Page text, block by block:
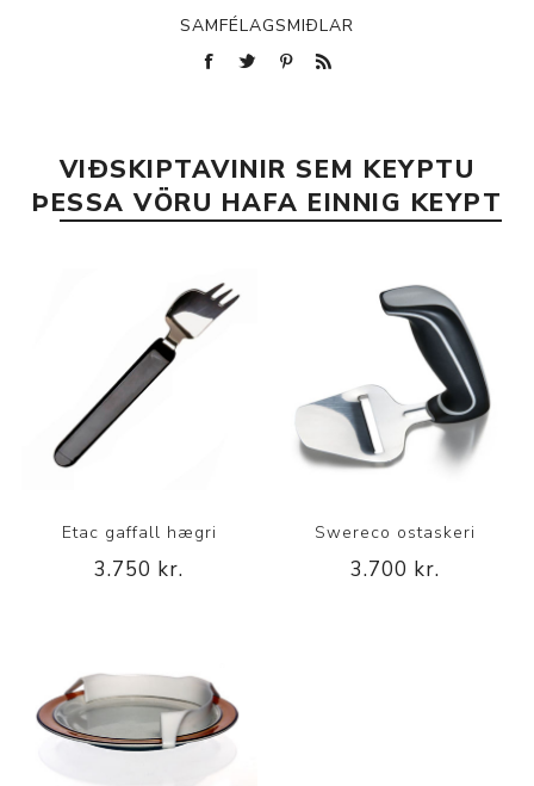
SAMFÉLAGSMIÐLAR
VIÐSKIPTAVINIR SEM KEYPTU
ÞESSA VÖRU HAFA EINNIG KEYPT
Etac gaffall hægri
3.750 kr.
Swereco ostaskeri
3.700 kr.